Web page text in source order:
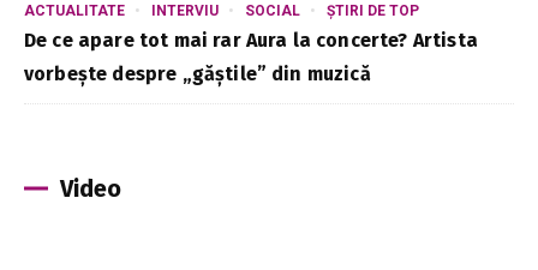
ACTUALITATE INTERVIU SOCIAL ȘTIRI DE TOP
De ce apare tot mai rar Aura la concerte? Artista
vorbește despre „găștile” din muzică
Video